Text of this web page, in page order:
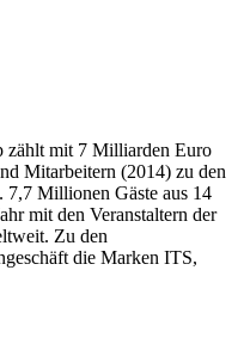
mit 7 Milliarden Euro
Mitarbeitern (2014) zu den
7,7 Millionen Gäste aus 14
mit den Veranstaltern der
Zu den
die Marken ITS,